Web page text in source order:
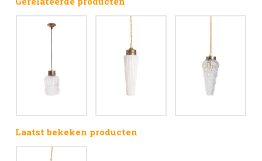
Laatst bekeken producten